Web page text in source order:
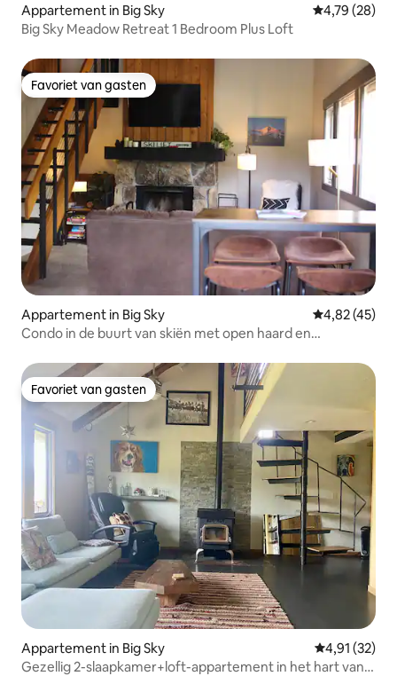
Appartement in Big Sky Gemiddelde
4,79 (28)
Big Sky Meadow Retreat 1 Bedroom Plus Loft
Favoriet van gasten
Favoriet van gasten
Appartement in Big Sky Gemiddelde
4,82 (45)
Condo in de buurt van skiën met open haard en
Favoriet van gasten
Favoriet van gasten
Appartement in Big Sky Gemiddelde
4,91 (32)
Gezellig 2-slaapkamer+loft-appartement in het hart van